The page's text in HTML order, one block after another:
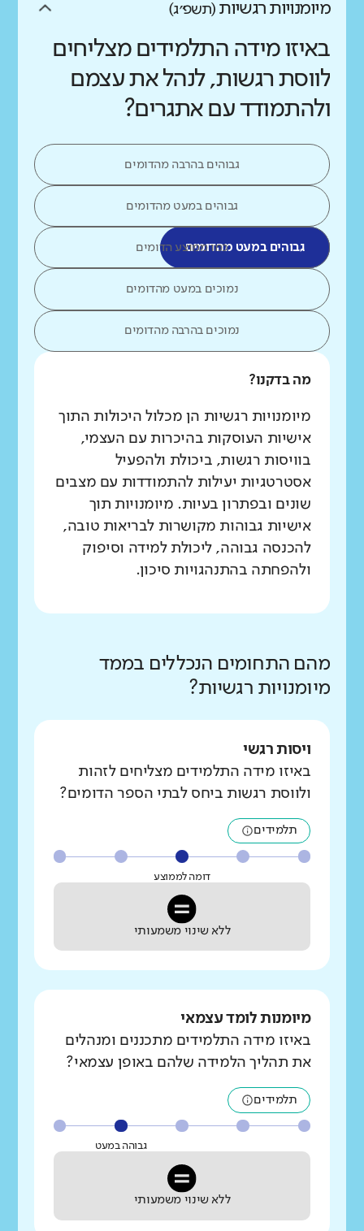
מיומנויות רגשיות (תשפ״ג)
באיזו מידה התלמידים מצליחים
לווסת רגשות, לנהל את עצמם
ולהתמודד עם אתגרים?
גבוהים בהרבה מהדומים
גבוהים במעט מהדומים
גבוהים במעט מהדומיםכמו ממוצע הדומים
נמוכים במעט מהדומים
נמוכים בהרבה מהדומים
מה בדקנו?
מיומנויות רגשיות הן מכלול היכולות התוך
אישיות העוסקות בהיכרות עם העצמי,
בוויסות רגשות, ביכולת ולהפעיל
אסטרטגיות יעילות להתמודדות עם מצבים
שונים ובפתרון בעיות. מיומנויות תוך
אישיות גבוהות מקושרות לבריאות טובה,
להכנסה גבוהה, ליכולת למידה וסיפוק
ולהפחתה בהתנהגויות סיכון.
מהם התחומים הנכללים בממד
מיומנויות רגשיות?
ויסות רגשי
באיזו מידה התלמידים מצליחים לזהות
ולווסת רגשות ביחס לבתי הספר הדומים?
תלמידים
דומה לממוצע
ללא שינוי משמעותי
מיומנות לומד עצמאי
באיזו מידה התלמידים מתכננים ומנהלים
את תהליך הלמידה שלהם באופן עצמאי?
תלמידים
גבוהה במעט
ללא שינוי משמעותי